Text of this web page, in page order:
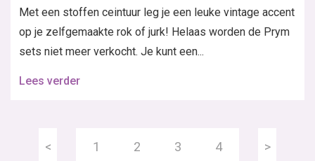
Met een stoffen ceintuur leg je een leuke vintage accent
op je zelfgemaakte rok of jurk! Helaas worden de Prym
sets niet meer verkocht. Je kunt een...
Lees verder
< 1 2 3 4 >